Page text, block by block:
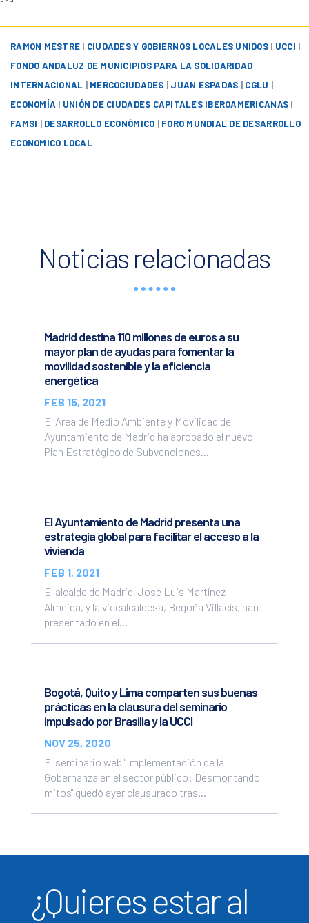
RAMON MESTRE | CIUDADES Y GOBIERNOS LOCALES UNIDOS | UCCI |
FONDO ANDALUZ DE MUNICIPIOS PARA LA SOLIDARIDAD
INTERNACIONAL | MERCOCIUDADES | JUAN ESPADAS | CGLU |
ECONOMÍA | UNIÓN DE CIUDADES CAPITALES IBEROAMERICANAS |
FAMSI | DESARROLLO ECONÓMICO | FORO MUNDIAL DE DESARROLLO
ECONOMICO LOCAL
Noticias relacionadas
Madrid destina 110 millones de euros a su
mayor plan de ayudas para fomentar la
movilidad sostenible y la eficiencia
energética
FEB 15, 2021
El Área de Medio Ambiente y Movilidad del
Ayuntamiento de Madrid ha aprobado el nuevo
Plan Estratégico de Subvenciones...
El Ayuntamiento de Madrid presenta una
estrategia global para facilitar el acceso a la
vivienda
FEB 1, 2021
El alcalde de Madrid, José Luis Martínez-
Almeida, y la vicealcaldesa, Begoña Villacís, han
presentado en el...
Bogotá, Quito y Lima comparten sus buenas
prácticas en la clausura del seminario
impulsado por Brasilia y la UCCI
NOV 25, 2020
El seminario web "Implementación de la
Gobernanza en el sector público: Desmontando
mitos" quedó ayer clausurado tras...
¿Quieres estar al